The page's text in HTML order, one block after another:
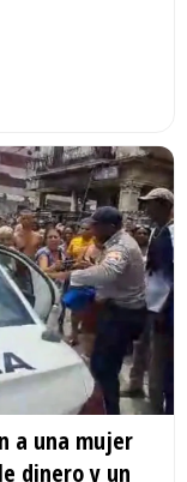
a una mujer
dinero y un